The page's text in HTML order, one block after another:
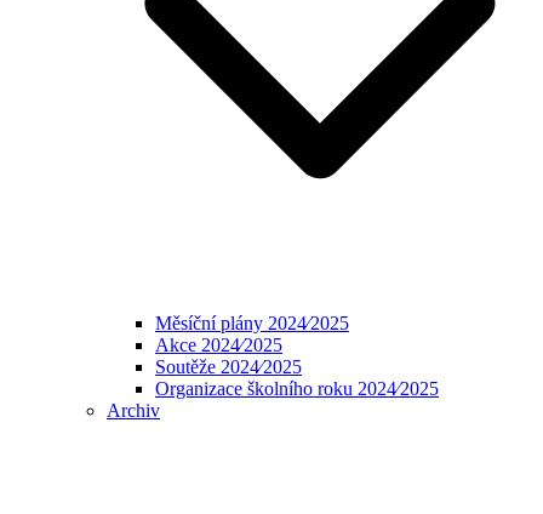
Měsíční plány 2024⁄2025
Akce 2024⁄2025
Soutěže 2024⁄2025
Organizace školního roku 2024⁄2025
Archiv